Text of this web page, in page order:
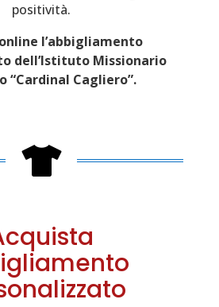
positività.
l’abbigliamento
dell’Istituto Missionario
“Cardinal Cagliero”.
